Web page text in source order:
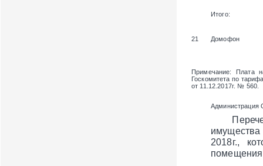
Итого:
21 Домофон
Примечание: Плата
Госкомитета по
от 11.12.2017г. № 560.
Администрация
2018г.,